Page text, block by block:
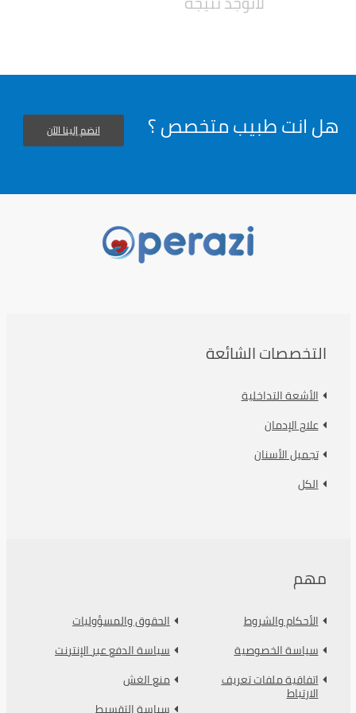
هل انت طبيب متخصص ؟ انضم إلينا الآن
التخصصات الشائعة
الأشعة التداخلية
علاج الإدمان
تجميل الأسنان
الكل
مهم
الأحكام والشروط
سياسة الخصوصية
اتفاقية ملفات تعريف
الارتباط
الحقوق والمسؤوليات
سياسة الدفع عبر الإنترنت
منع الغش